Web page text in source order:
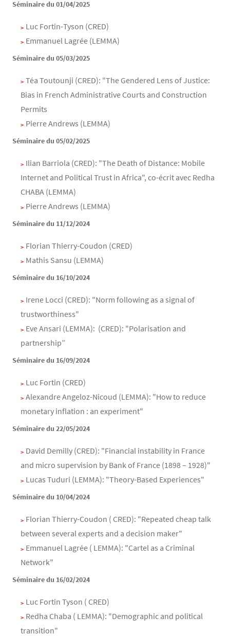
Séminaire du 01/04/2025
Luc Fortin-Tyson (CRED)
Emmanuel Lagrée (LEMMA)
Séminaire du 05/03/2025
Téa Toutounji (CRED): "The Gendered Lens of Justice:
Bias in French Administrative Courts and Construction
Permits
Pierre Andrews (LEMMA)
Séminaire du 05/02/2025
Ilian Barriola (CRED): "The Death of Distance: Mobile
Internet and Political Trust in Africa", co-écrit avec Redha
CHABA (LEMMA)
Pierre Andrews (LEMMA)
Séminaire du 11/12/2024
Florian Thierry-Coudon (CRED)
Mathis Sansu (LEMMA)
Séminaire du 16/10/2024
Irene Locci (CRED): "Norm following as a signal of
trustworthiness"
Eve Ansari (LEMMA): (CRED): "Polarisation and
partnership”
Séminaire du 16/09/2024
Luc Fortin (CRED)
Alexandre Angeloz-Nicoud (LEMMA): "How to reduce
monetary inflation : an experiment"
Séminaire du 22/05/2024
David Demilly (CRED): "Financial instability in France
and micro supervision by Bank of France (1898 – 1928)"
Lucas Tuduri (LEMMA): "Theory-Based Experiences"
Séminaire du 10/04/2024
Florian Thierry-Coudon ( CRED): "Repeated cheap talk
between several experts and a decision maker"
Emmanuel Lagrée ( LEMMA): "Cartel as a Criminal
Network"
Séminaire du 16/02/2024
Luc Fortin Tyson ( CRED)
Redha Chaba ( LEMMA): "Demographic and political
transition"